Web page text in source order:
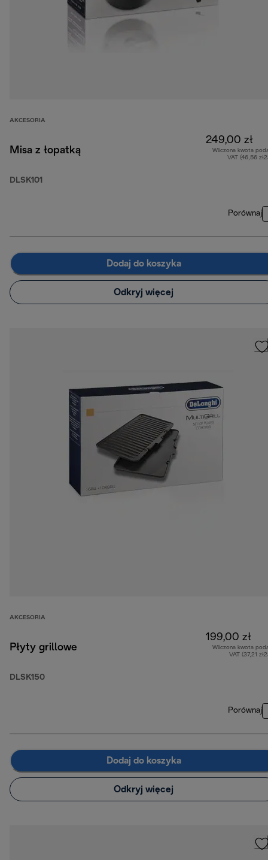
AKCESORIA
Misa z łopatką
DLSK101
249,00 zł
Wliczona kwota
VAT (46,56
Porównaj
Dodaj do koszyka
Odkryj więcej
AKCESORIA
Płyty grillowe
DLSK150
199,00 zł
Wliczona kwota
VAT (37,21
Porównaj
Dodaj do koszyka
Odkryj więcej